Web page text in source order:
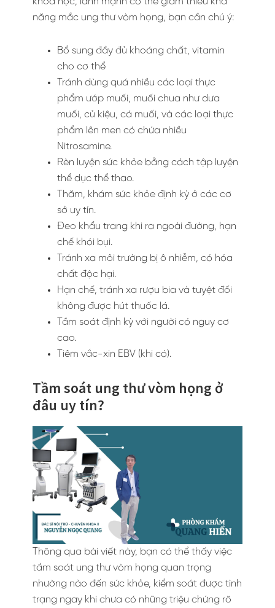
năng mắc ung thư vòm họng, bạn cần chú ý:
Bổ sung đầy đủ khoáng chất, vitamin
cho cơ thể
Tránh dùng quá nhiều các loại thực
phẩm ướp muối, muối chua như dưa
muối, củ kiệu, cá muối, và các loại thực
phẩm lên men có chứa nhiều
Nitrosamine.
Rèn luyện sức khỏe bằng cách tập luyện
thể dục thể thao.
Thăm, khám sức khỏe định kỳ ở các cơ
sở uy tín.
Đeo khẩu trang khi ra ngoài đường, hạn
chế khói bụi.
Tránh xa môi trường bị ô nhiễm, có hóa
chất độc hại.
Hạn chế, tránh xa rượu bia và tuyệt đối
không được hút thuốc lá.
Tầm soát định kỳ với người có nguy cơ
cao.
Tiêm vắc-xin EBV (khi có).
Tầm soát ung thư vòm họng ở
đâu uy tín?
Thông qua bài viết này, bạn có thể thấy việc
tầm soát ung thư vòm họng quan trọng
nhường nào đến sức khỏe, kiểm soát được tình
trạng ngay khi chưa có những triệu chứng rõ